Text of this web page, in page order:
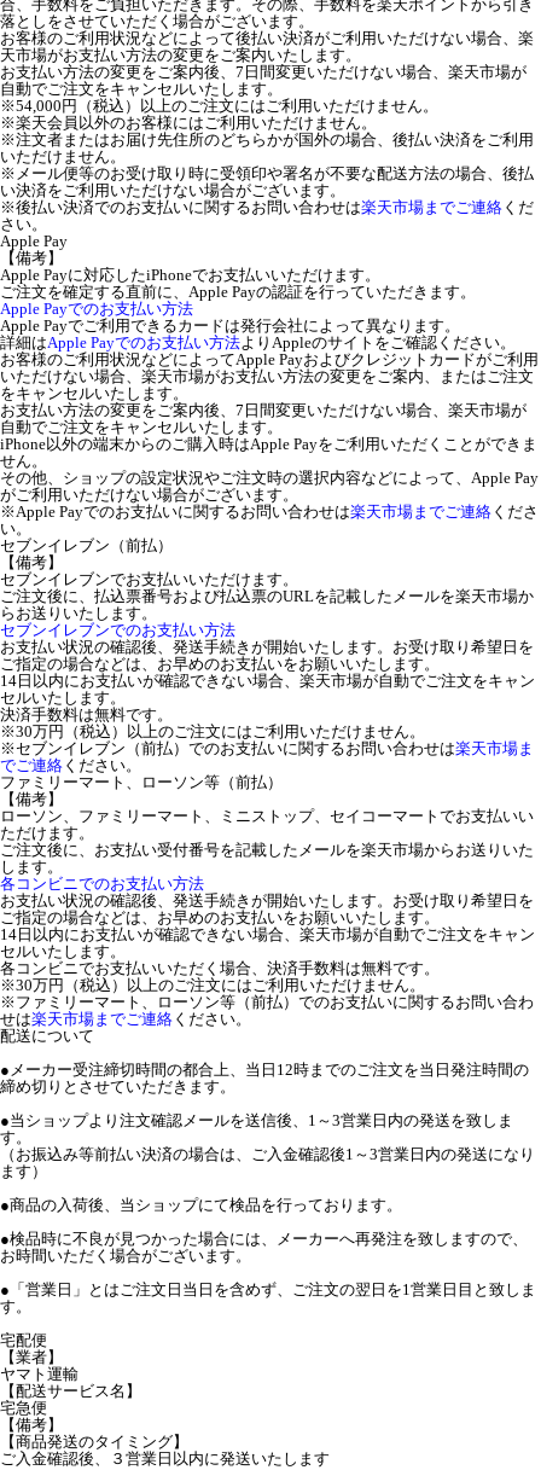
合、手数料をご負担いただきます。その際、手数料を楽天ポイントから引き
落としをさせていただく場合がございます。
お客様のご利用状況などによって後払い決済がご利用いただけない場合、楽
天市場がお支払い方法の変更をご案内いたします。
お支払い方法の変更をご案内後、7日間変更いただけない場合、楽天市場が
自動でご注文をキャンセルいたします。
※54,000円（税込）以上のご注文にはご利用いただけません。
※楽天会員以外のお客様にはご利用いただけません。
※注文者またはお届け先住所のどちらかが国外の場合、後払い決済をご利用
いただけません。
※メール便等のお受け取り時に受領印や署名が不要な配送方法の場合、後払
い決済をご利用いただけない場合がございます。
※後払い決済でのお支払いに関するお問い合わせは楽天市場までご連絡 くだ
さい。
Apple Pay
【備考】
Apple Payに対応したiPhoneでお支払いいただけます。
ご注文を確定する直前に、Apple Payの認証を行っていただきます。
Apple Payでのお支払い方法
Apple Payでご利用できるカードは発行会社によって異なります。
詳細はApple Payでのお支払い方法よりAppleのサイトをご確認ください。
お客様のご利用状況などによってApple Payおよびクレジットカードがご利用
いただけない場合、楽天市場がお支払い方法の変更をご案内、またはご注文
をキャンセルいたします。
お支払い方法の変更をご案内後、7日間変更いただけない場合、楽天市場が
自動でご注文をキャンセルいたします。
iPhone以外の端末からのご購入時はApple Payをご利用いただくことができま
せん。
その他、ショップの設定状況やご注文時の選択内容などによって、Apple Pay
がご利用いただけない場合がございます。
※Apple Payでのお支払いに関するお問い合わせは楽天市場までご連絡 くださ
い。
セブンイレブン（前払）
【備考】
セブンイレブンでお支払いいただけます。
ご注文後に、払込票番号および払込票のURLを記載したメールを楽天市場か
らお送りいたします。
セブンイレブンでのお支払い方法
お支払い状況の確認後、発送手続きが開始いたします。お受け取り希望日を
ご指定の場合などは、お早めのお支払いをお願いいたします。
14日以内にお支払いが確認できない場合、楽天市場が自動でご注文をキャン
セルいたします。
決済手数料は無料です。
※30万円（税込）以上のご注文にはご利用いただけません。
※セブンイレブン（前払）でのお支払いに関するお問い合わせは楽天市場ま
でご連絡 ください。
ファミリーマート、ローソン等（前払）
【備考】
ローソン、ファミリーマート、ミニストップ、セイコーマートでお支払いい
ただけます。
ご注文後に、お支払い受付番号を記載したメールを楽天市場からお送りいた
します。
各コンビニでのお支払い方法
お支払い状況の確認後、発送手続きが開始いたします。お受け取り希望日を
ご指定の場合などは、お早めのお支払いをお願いいたします。
14日以内にお支払いが確認できない場合、楽天市場が自動でご注文をキャン
セルいたします。
各コンビニでお支払いいただく場合、決済手数料は無料です。
※30万円（税込）以上のご注文にはご利用いただけません。
※ファミリーマート、ローソン等（前払）でのお支払いに関するお問い合わ
せは楽天市場までご連絡 ください。
配送について
●メーカー受注締切時間の都合上、当日12時までのご注文を当日発注時間の
締め切りとさせていただきます。
●当ショップより注文確認メールを送信後、1～3営業日内の発送を致しま
す。
（お振込み等前払い決済の場合は、ご入金確認後1～3営業日内の発送になり
ます）
●商品の入荷後、当ショップにて検品を行っております。
●検品時に不良が見つかった場合には、メーカーへ再発注を致しますので、
お時間いただく場合がございます。
●「営業日」とはご注文日当日を含めず、ご注文の翌日を1営業日目と致しま
す。
宅配便
【業者】
ヤマト運輸
【配送サービス名】
宅急便
【備考】
【商品発送のタイミング】
ご入金確認後、３営業日以内に発送いたします